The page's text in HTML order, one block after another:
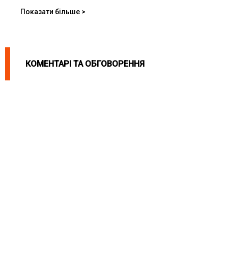
Показати більше >
КОМЕНТАРІ ТА ОБГОВОРЕННЯ